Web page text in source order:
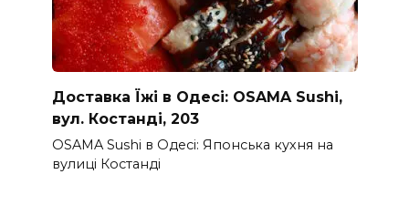
Доставка Їжі в Одесі: OSAMA Sushi,
вул. Костанді, 203
OSAMA Sushi в Одесі: Японська кухня на
вулиці Костанді